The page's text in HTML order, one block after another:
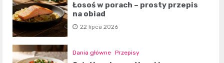
Łosoś w porach – prosty przepis
na obiad
22 lipca 2026
Dania główne Przepisy